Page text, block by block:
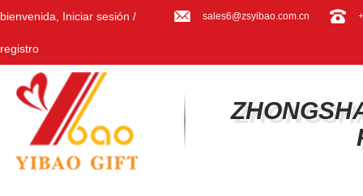
bienvenida, Iniciar sesión /
registro
sales6@zsyibao.com.cn